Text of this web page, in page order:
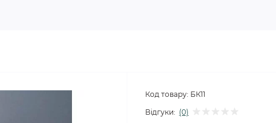
Код товару: БК11
Відгуки: (0)